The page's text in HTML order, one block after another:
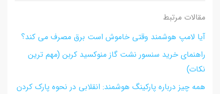
مقالات مرتبط
آیا لامپ هوشمند وقتی خاموش است برق مصرف می کند؟
راهنمای خرید سنسور نشت گاز منوکسید کربن (مهم ترین
نکات)
همه چیز درباره پارکینگ هوشمند: انقلابی در نحوه پارک کردن